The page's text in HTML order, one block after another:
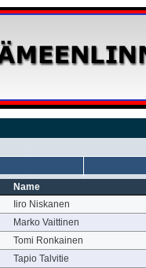
Name
Iiro Niskanen
Marko Vaittinen
Tomi Ronkainen
Tapio Talvitie